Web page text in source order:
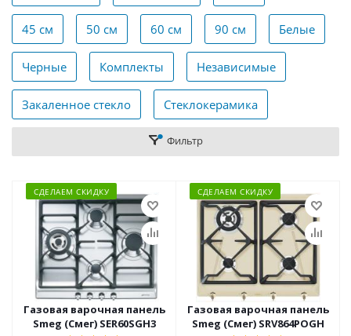
45 см 50 см 60 см 90 см Белые
Черные Комплекты Независимые
Закаленное стекло Стеклокерамика
Фильтр
СДЕЛАЕМ СКИДКУ
Газовая варочная панель
Smeg (Смег) SER60SGH3
СДЕЛАЕМ СКИДКУ
Газовая варочная панель
Smeg (Смег) SRV864POGH